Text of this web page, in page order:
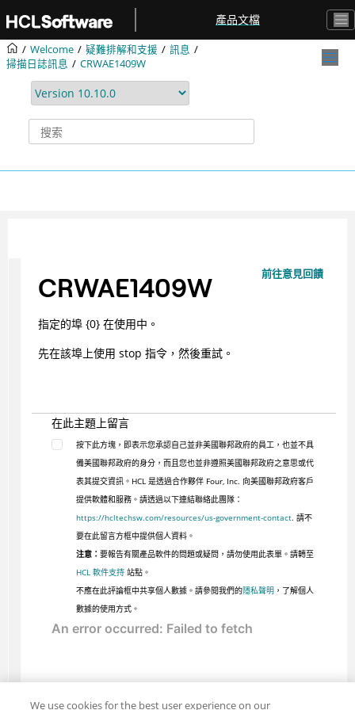
產品文檔
Welcome 疑難排解和支援
訊息
掃描日誌訊息
CRWAE1409W
前往意見回饋
CRWAE1409W
指定的埠 {0} 在使用中。
先在該埠上使用 stop 指令，然後重試。
在此主題上留言
按下此方塊，即表示您承認自己並非美國聯邦政府的員工，也並不具
備美國聯邦政府的身分，而且您也並非遵照美國聯邦政府之意思或代
表其提交資訊。HCL 是透過合作夥伴 Four, Inc. 向美國聯邦政府客戶
提供軟體和服務。請透過以下連結聯絡此團隊：
https://hcltechsw.com/resources/us-government-contact. 請不
要在此留言方框中提供個人資料。
注意： 要報告有關產品軟件的問題或疑問，請勿使用此表單。請轉至
HCL 軟件支持站點。
不應在此評論框中共享個人數據。請參閱我們的隱私聲明 ，了解個人
數據的使用方式。
We use cookies for the best user experience on our